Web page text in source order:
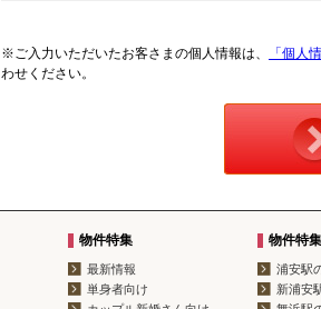
※ご入力いただいたお客さまの個人情報は、 「個人
わせください。
物件特集
最新情報
単身者向け
物件特集
浦安駅
新浦安